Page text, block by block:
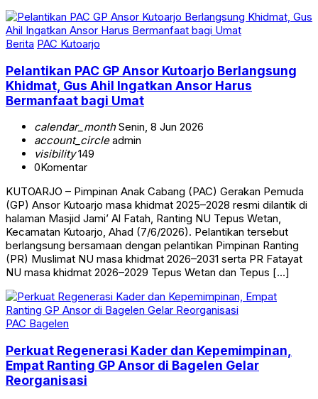
Berita PAC Kutoarjo
Pelantikan PAC GP Ansor Kutoarjo Berlangsung
Khidmat, Gus Ahil Ingatkan Ansor Harus
Bermanfaat bagi Umat
calendar_monthSenin, 8 Jun 2026
account_circleadmin
visibility149
0Komentar
KUTOARJO – Pimpinan Anak Cabang (PAC) Gerakan Pemuda
(GP) Ansor Kutoarjo masa khidmat 2025–2028 resmi dilantik di
halaman Masjid Jami’ Al Fatah, Ranting NU Tepus Wetan,
Kecamatan Kutoarjo, Ahad (7/6/2026). Pelantikan tersebut
berlangsung bersamaan dengan pelantikan Pimpinan Ranting
(PR) Muslimat NU masa khidmat 2026–2031 serta PR Fatayat
NU masa khidmat 2026–2029 Tepus Wetan dan Tepus […]
PAC Bagelen
Perkuat Regenerasi Kader dan Kepemimpinan,
Empat Ranting GP Ansor di Bagelen Gelar
Reorganisasi